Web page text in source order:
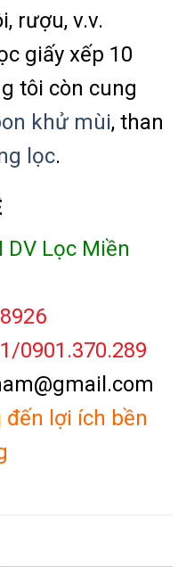
rượu, v.v.
giấy xếp 10
tôi còn cung
khử mùi, than
lọc.
DV Lọc Miền
0901.370.289
lợi ích bền